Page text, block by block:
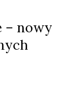
– nowy